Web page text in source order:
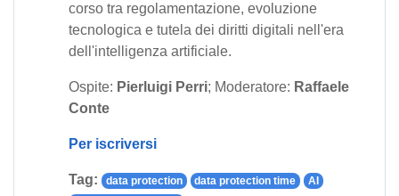
corso tra regolamentazione, evoluzione
tecnologica e tutela dei diritti digitali nell'era
dell'intelligenza artificiale.
Ospite: Pierluigi Perri; Moderatore: Raffaele
Conte
Per iscriversi
Tag: data protection data protection time
AI